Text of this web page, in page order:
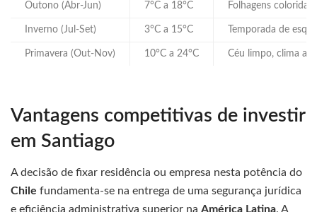
Outono (Abr-Jun) 7°C a 18°C Folhagens
Inverno (Jul-Set) 3°C a 15°C Temporada de
Primavera (Out-Nov) 10°C a 24°C Céu limpo, clima
Vantagens competitivas de investir
em Santiago
A decisão de fixar residência ou empresa nesta potência do
Chile fundamenta-se na entrega de uma segurança jurídica
e eficiência administrativa superior na América Latina. A